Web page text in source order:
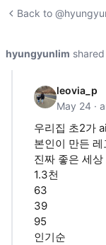
Back to
hyungyunlim shared
leovia_p
May 24 ·
우리집 초2가
본인이 만든
진짜 좋은 세상
1.3천
63
39
95
인기순